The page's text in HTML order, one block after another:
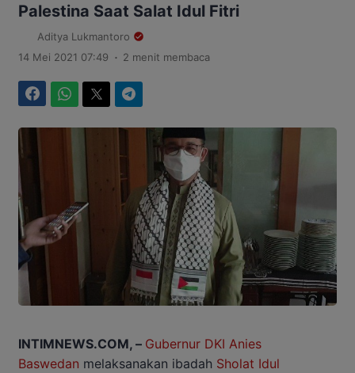
Palestina Saat Salat Idul Fitri
Aditya Lukmantoro
14 Mei 2021 07:49 . 2 menit membaca
INTIMNEWS.COM, – Gubernur DKI Anies
Baswedan melaksanakan ibadah Sholat Idul